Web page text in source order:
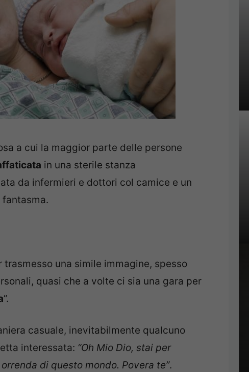
a cui la maggior parte delle persone
in una sterile stanza
da infermieri e dottori col camice e un
una simile immagine, spesso
quasi che a volte ci sia una gara per
“.
casuale, inevitabilmente qualcuno
interessata: “Oh Mio Dio, stai per
di questo mondo. Povera te”.